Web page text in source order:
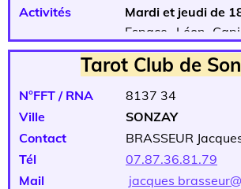
Activités
Mardi et jeudi de
Espace Léon
Loire
Tarot Club de
N°FFT / RNA
8137 34
Ville
SONZAY
Contact
BRASSEUR
Tél
07.87.36.81.79
Mail
jacques